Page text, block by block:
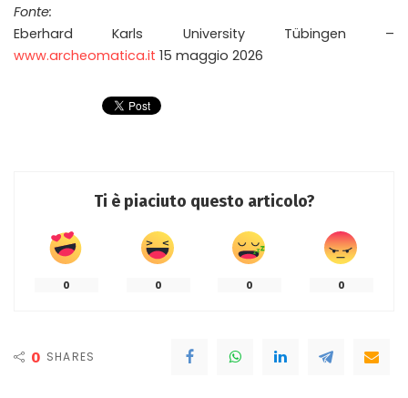
Fonte:
Eberhard Karls University Tübingen –
www.archeomatica.it 15 maggio 2026
Ti è piaciuto questo articolo?
0 0 0 0
0 SHARES